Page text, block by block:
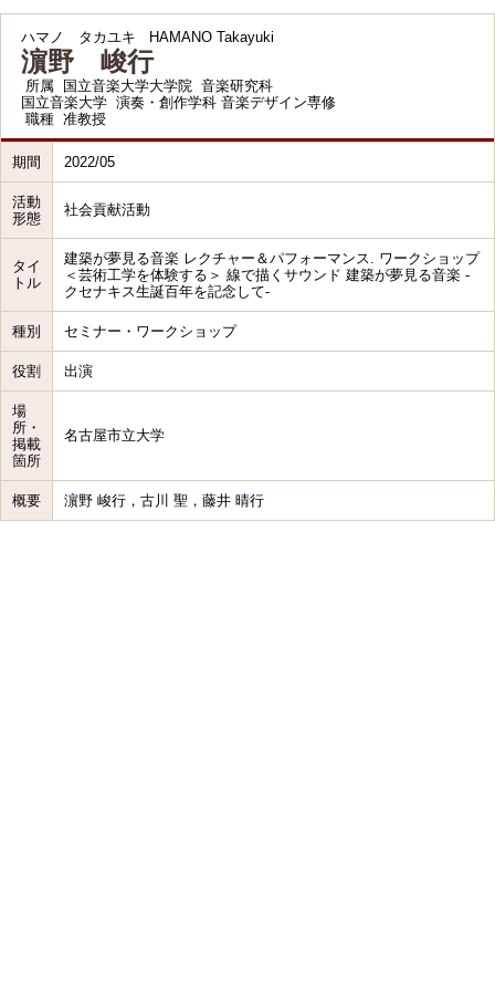
ハマノ タカユキ HAMANO Takayuki
濵野 峻行
所属
国立音楽大学大学院 音楽研究科
国立音楽大学 演奏・創作学科 音楽デザイン専修
職種 准教授
期間 2022/05
活動
形態
社会貢献活動
タイ
トル
建築が夢見る音楽 レクチャー＆パフォーマンス. ワークショップ
＜芸術工学を体験する＞ 線で描くサウンド 建築が夢見る音楽 -
クセナキス生誕百年を記念して-
種別 セミナー・ワークショップ
役割 出演
場
所・
掲載
箇所
名古屋市立大学
概要 濵野 峻行，古川 聖，藤井 晴行